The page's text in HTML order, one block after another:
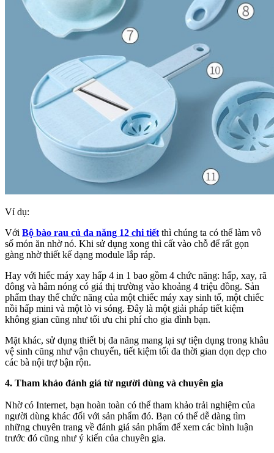
Ví dụ:
Với Bộ bào rau củ đa năng 12 chi tiếtthì chúng ta có thể làm vô
số món ăn nhờ nó. Khi sử dụng xong thì cất vào chỗ để rất gọn
gàng nhờ thiết kế dạng module lắp ráp.
Hay với hiếc máy xay hấp 4 in 1 bao gồm 4 chức năng: hấp, xay, rã
đông và hâm nóng có giá thị trường vào khoảng 4 triệu đồng. Sản
phẩm thay thế chức năng của một chiếc máy xay sinh tố, một chiếc
nồi hấp mini và một lò vi sóng. Đây là một giải pháp tiết kiệm
không gian cũng như tối ưu chi phí cho gia đình bạn.
Mặt khác, sử dụng thiết bị đa năng mang lại sự tiện dụng trong khâu
vệ sinh cũng như vận chuyển, tiết kiệm tối đa thời gian dọn dẹp cho
các bà nội trợ bận rộn.
4. Tham khảo đánh giá từ người dùng và chuyên gia
Nhờ có Internet, bạn hoàn toàn có thể tham khảo trải nghiệm của
người dùng khác đối với sản phẩm đó. Bạn có thể dễ dàng tìm
những chuyên trang về đánh giá sản phẩm để xem các bình luận
trước đó cũng như ý kiến của chuyên gia.